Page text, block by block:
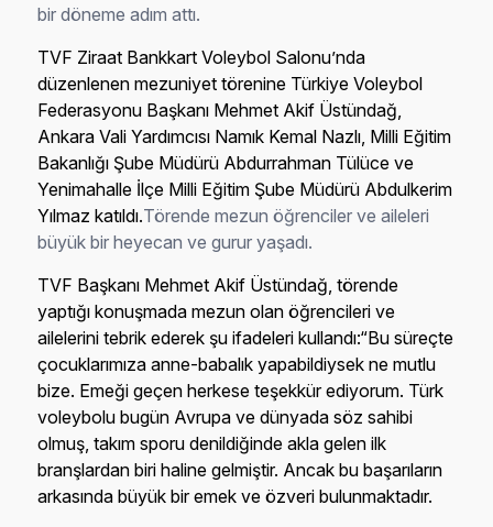
bir döneme adım attı.
TVF Ziraat Bankkart Voleybol Salonu’nda
düzenlenen mezuniyet törenine Türkiye Voleybol
Federasyonu Başkanı Mehmet Akif Üstündağ,
Ankara Vali Yardımcısı Namık Kemal Nazlı, Milli Eğitim
Bakanlığı Şube Müdürü Abdurrahman Tülüce ve
Yenimahalle İlçe Milli Eğitim Şube Müdürü Abdulkerim
Yılmaz katıldı.Törende mezun öğrenciler ve aileleri
büyük bir heyecan ve gurur yaşadı.
TVF Başkanı Mehmet Akif Üstündağ, törende
yaptığı konuşmada mezun olan öğrencileri ve
ailelerini tebrik ederek şu ifadeleri kullandı:“Bu süreçte
çocuklarımıza anne-babalık yapabildiysek ne mutlu
bize. Emeği geçen herkese teşekkür ediyorum. Türk
voleybolu bugün Avrupa ve dünyada söz sahibi
olmuş, takım sporu denildiğinde akla gelen ilk
branşlardan biri haline gelmiştir. Ancak bu başarıların
arkasında büyük bir emek ve özveri bulunmaktadır.